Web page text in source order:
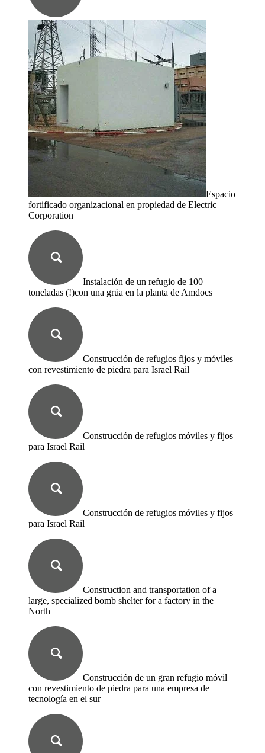
Espacio
fortificado organizacional en propiedad de Electric
Corporation
Instalación de un refugio de 100
toneladas (!)con una grúa en la planta de Amdocs
Construcción de refugios fijos y móviles
con revestimiento de piedra para Israel Rail
Construcción de refugios móviles y fijos
para Israel Rail
Construcción de refugios móviles y fijos
para Israel Rail
Construction and transportation of a
large, specialized bomb shelter for a factory in the
North
Construcción de un gran refugio móvil
con revestimiento de piedra para una empresa de
tecnología en el sur